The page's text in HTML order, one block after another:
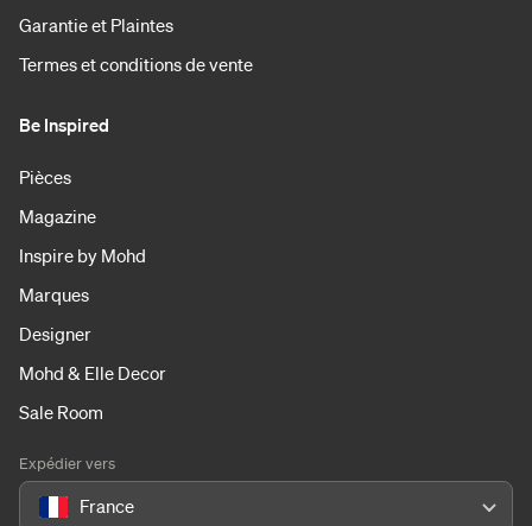
Garantie et Plaintes
Termes et conditions de vente
Be Inspired
Pièces
Magazine
Inspire by Mohd
Marques
Designer
Mohd & Elle Decor
Sale Room
Expédier vers
France